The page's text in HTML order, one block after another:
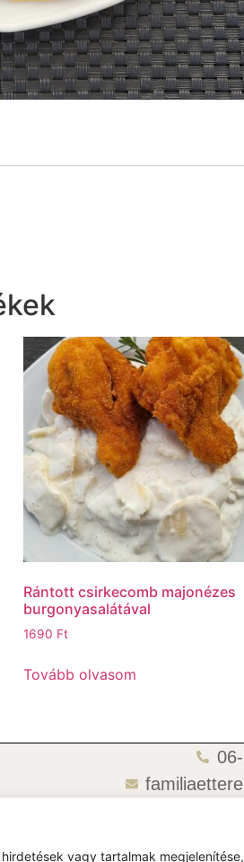
vagy tartalmak
Rántott csirkecomb majonézes
burgonyasalátával
1690 Ft
Tovább olvasom